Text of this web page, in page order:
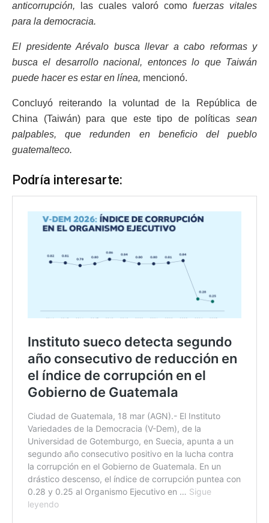
anticorrupción, las cuales valoró como fuerzas vitales
para la democracia.
El presidente Arévalo busca llevar a cabo reformas y
busca el desarrollo nacional, entonces lo que Taiwán
puede hacer es estar en línea, mencionó.
Concluyó reiterando la voluntad de la República de
China (Taiwán) para que este tipo de políticas sean
palpables, que redunden en beneficio del pueblo
guatemalteco.
Podría interesarte: